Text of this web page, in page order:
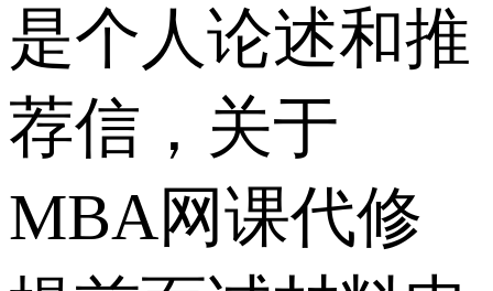
是个人论述和推
荐信，关于
MBA网课代修